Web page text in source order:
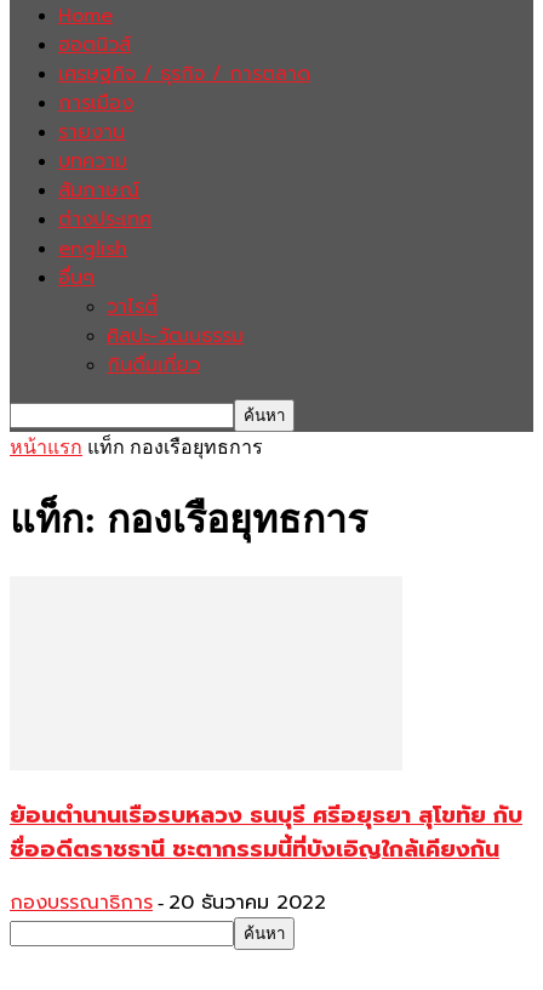
Home
ฮอตนิวส์
เศรษฐกิจ / ธุรกิจ / การตลาด
การเมือง
รายงาน
บทความ
สัมภาษณ์
ต่างประเทศ
english
อื่นๆ
วาไรตี้
ศิลปะ-วัฒนธรรม
กินดื่มเที่ยว
หน้าแรก แท็ก กองเรือยุทธการ
แท็ก: กองเรือยุทธการ
ย้อนตำนานเรือรบหลวง ธนบุรี ศรีอยุธยา สุโขทัย กับ
ชื่ออดีตราชธานี ชะตากรรมนี้ที่บังเอิญใกล้เคียงกัน
กองบรรณาธิการ - 20 ธันวาคม 2022